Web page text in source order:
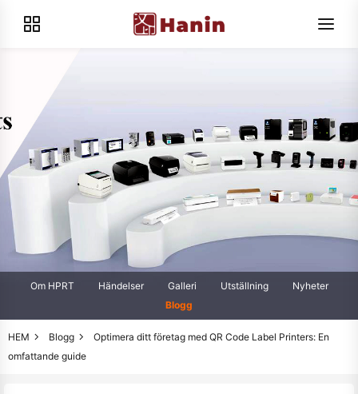
Om HPRT Händelser Galleri Utställning
Nyheter
Blogg
HEM Blogg
Optimera ditt företag med QR Code Label Printers: En
omfattande guide